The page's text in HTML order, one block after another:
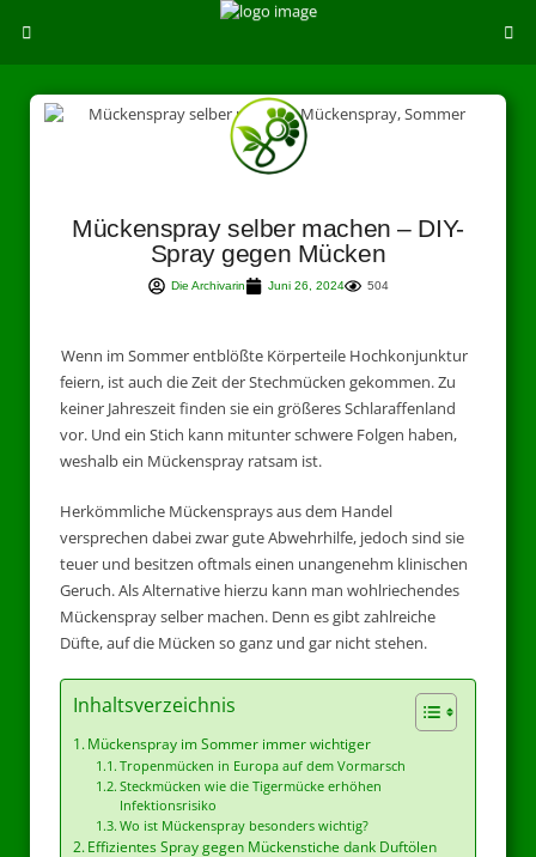
Mückenspray selber machen – DIY-
Spray gegen Mücken
Die Archivarin Juni 26, 2024 504
Wenn im Sommer entblößte Körperteile Hochkonjunktur
feiern, ist auch die Zeit der Stechmücken gekommen. Zu
keiner Jahreszeit finden sie ein größeres Schlaraffenland
vor. Und ein Stich kann mitunter schwere Folgen haben,
weshalb ein Mückenspray ratsam ist.
Herkömmliche Mückensprays aus dem Handel
versprechen dabei zwar gute Abwehrhilfe, jedoch sind sie
teuer und besitzen oftmals einen unangenehm klinischen
Geruch. Als Alternative hierzu kann man wohlriechendes
Mückenspray selber machen. Denn es gibt zahlreiche
Düfte, auf die Mücken so ganz und gar nicht stehen.
Inhaltsverzeichnis
Mückenspray im Sommer immer wichtiger
Tropenmücken in Europa auf dem Vormarsch
Steckmücken wie die Tigermücke erhöhen
Infektionsrisiko
Wo ist Mückenspray besonders wichtig?
Effizientes Spray gegen Mückenstiche dank Duftölen